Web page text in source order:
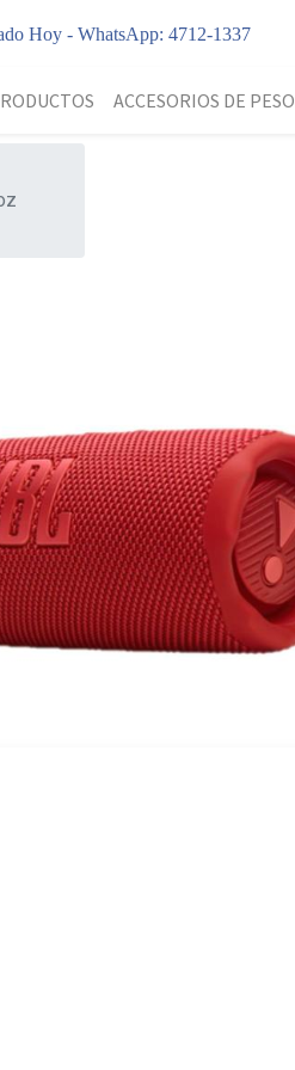
Hoy - WhatsApp: 4712-1337
ACCESORIOS DE PESO